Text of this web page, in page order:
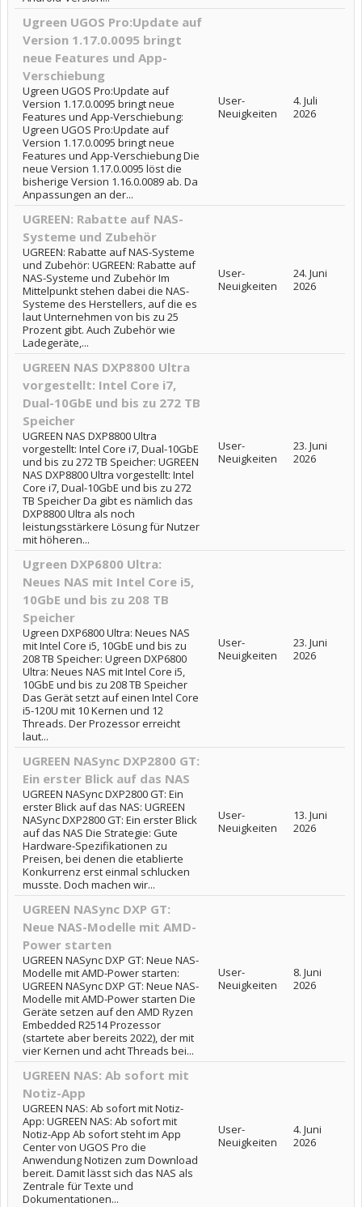
Ugreen UGOS Pro:Update auf
Version 1.17.0.0095 bringt
neue Features und App-
Verschiebung
Ugreen UGOS Pro:Update auf
Version 1.17.0.0095 bringt neue
Features und App-Verschiebung:
Ugreen UGOS Pro:Update auf
Version 1.17.0.0095 bringt neue
Features und App-Verschiebung Die
neue Version 1.17.0.0095 löst die
bisherige Version 1.16.0.0089 ab. Da
Anpassungen an der...
User-
Neuigkeiten
4. Juli
2026
UGREEN: Rabatte auf NAS-
Systeme und Zubehör
UGREEN: Rabatte auf NAS-Systeme
und Zubehör: UGREEN: Rabatte auf
NAS-Systeme und Zubehör Im
Mittelpunkt stehen dabei die NAS-
Systeme des Herstellers, auf die es
laut Unternehmen von bis zu 25
Prozent gibt. Auch Zubehör wie
Ladegeräte,...
User-
Neuigkeiten
24. Juni
2026
UGREEN NAS DXP8800 Ultra
vorgestellt: Intel Core i7,
Dual-10GbE und bis zu 272 TB
Speicher
UGREEN NAS DXP8800 Ultra
vorgestellt: Intel Core i7, Dual-10GbE
und bis zu 272 TB Speicher: UGREEN
NAS DXP8800 Ultra vorgestellt: Intel
Core i7, Dual-10GbE und bis zu 272
TB Speicher Da gibt es nämlich das
DXP8800 Ultra als noch
leistungsstärkere Lösung für Nutzer
mit höheren...
User-
Neuigkeiten
23. Juni
2026
Ugreen DXP6800 Ultra:
Neues NAS mit Intel Core i5,
10GbE und bis zu 208 TB
Speicher
Ugreen DXP6800 Ultra: Neues NAS
mit Intel Core i5, 10GbE und bis zu
208 TB Speicher: Ugreen DXP6800
Ultra: Neues NAS mit Intel Core i5,
10GbE und bis zu 208 TB Speicher
Das Gerät setzt auf einen Intel Core
i5-120U mit 10 Kernen und 12
Threads. Der Prozessor erreicht
laut...
User-
Neuigkeiten
23. Juni
2026
UGREEN NASync DXP2800 GT:
Ein erster Blick auf das NAS
UGREEN NASync DXP2800 GT: Ein
erster Blick auf das NAS: UGREEN
NASync DXP2800 GT: Ein erster Blick
auf das NAS Die Strategie: Gute
Hardware-Spezifikationen zu
Preisen, bei denen die etablierte
Konkurrenz erst einmal schlucken
musste. Doch machen wir...
User-
Neuigkeiten
13. Juni
2026
UGREEN NASync DXP GT:
Neue NAS-Modelle mit AMD-
Power starten
UGREEN NASync DXP GT: Neue NAS-
Modelle mit AMD-Power starten:
UGREEN NASync DXP GT: Neue NAS-
Modelle mit AMD-Power starten Die
Geräte setzen auf den AMD Ryzen
Embedded R2514 Prozessor
(startete aber bereits 2022), der mit
vier Kernen und acht Threads bei...
User-
Neuigkeiten
8. Juni
2026
UGREEN NAS: Ab sofort mit
Notiz-App
UGREEN NAS: Ab sofort mit Notiz-
App: UGREEN NAS: Ab sofort mit
Notiz-App Ab sofort steht im App
Center von UGOS Pro die
Anwendung Notizen zum Download
bereit. Damit lässt sich das NAS als
Zentrale für Texte und
Dokumentationen...
User-
Neuigkeiten
4. Juni
2026